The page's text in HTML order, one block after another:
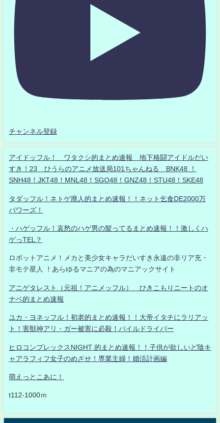
チャンネル登録
アイドッフル！ ワタクシ的まとめ速報 地下格闘アイドルだい
すき！23 ひうらのアニメ放送局101ちゃんねる BNK48 ！
SNH48！JKT48！MNL48！SGO48！GNZ48！STU48！SKE48
タダッフル！ネトゲ廃人的まとめ速報！！ネット乞食DE2000万
パワーズ！
・ハゲッフル！哀愁のハゲ男の髪ってるまとめ速報！！激しくハ
ゲっTEL？
ロボットアニメ！メカと美少女キャラだいすき永遠の非リア充・
非モテ星人 ！あらゆるマニアの為のマニアックサイト
アニゲタレスト（元祖！アニメッフル） ひきこもりニートのオ
ナベ的まとめ速報
ユカ・ヨネッフル！初老的まとめ速報！！大帝イタチにラリアッ
ト！害獣神アリ・ガー被害に必殺！パイルドライバー
ヒロコンプレックスNIGHT 的まとめ速報！！子供が欲しいど陰キ
ャアラフィフ女子のめざせ！専業主婦！婚活計画編
萌えっとこあに！
t112-1000ｍ